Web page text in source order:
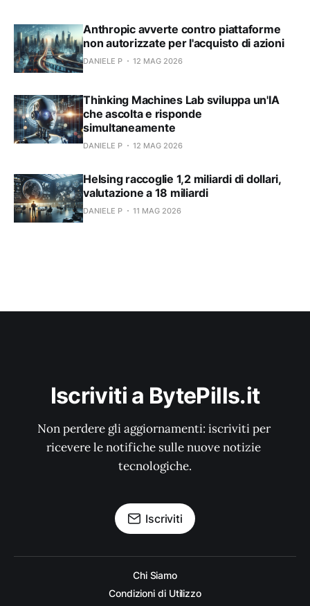
Anthropic avverte contro piattaforme
non autorizzate per l'acquisto di azioni
DANIELE P 12 MAG 2026
Thinking Machines Lab sviluppa un'IA
che ascolta e risponde
simultaneamente
DANIELE P 12 MAG 2026
Helsing raccoglie 1,2 miliardi di dollari,
valutazione a 18 miliardi
DANIELE P 11 MAG 2026
Iscriviti a BytePills.it
Non perdere gli aggiornamenti: iscriviti per
ricevere le notifiche sulle nuove notizie
tecnologiche.
Iscriviti
Chi Siamo
Condizioni di Utilizzo